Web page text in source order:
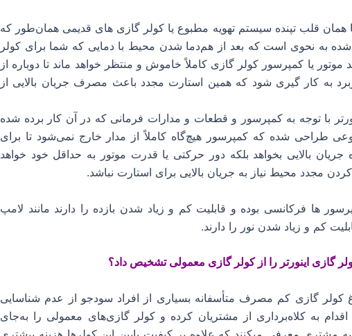
همان قلب تپنده سیستم تهویه مطبوع یا کولر گازی های قدیمی همان‌طور که
شده به نحوی است که بعد از هم‌دما شدن محیط با دمایی که شما برای کولر
موتور یا کمپرسور کولر گازی کاملاً خاموش و منتظر خواهد ماند تا دوباره از
به کار گیری شود که همین استارت مجدد باعث مصرف جریان بالایی از
با توجه به کمپرسور و قطعات و مدارات فرمانی که در آن کار برده شده
طراحی شده که کمپرسور هیچ‌گاه کاملاً از مدار خارج نمی‌شود تا برای
بالایی بخواهد بلکه دور حرکتی یا قدرت موتور به حداقل خود خواهد
مجدد محیط نیاز به جریان بالایی برای استارت نباشد.
ها فرکانسی بوده و قابلیت کم ‌و زیاد شدن بازده را دارند مانند لامپ
کم و زیاد شدن نور را دارند.
گازی اینورتر را از کولر گازی معمولی تشخیص داد؟
کولر گازی کم مصرف متأسفانه بسیاری از افراد سودجو از عدم شناسایی
اقدام به کلاه‌برداری از مشتریان کرده و کولر گازی‌های معمولی را به‌جای